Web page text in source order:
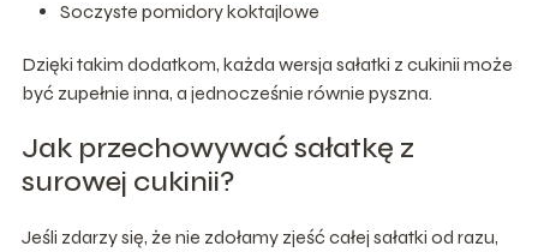
Soczyste pomidory koktajlowe
Dzięki takim dodatkom, każda wersja sałatki z cukinii może
być zupełnie inna, a jednocześnie równie pyszna.
Jak przechowywać sałatkę z
surowej cukinii?
Jeśli zdarzy się, że nie zdołamy zjeść całej sałatki od razu,